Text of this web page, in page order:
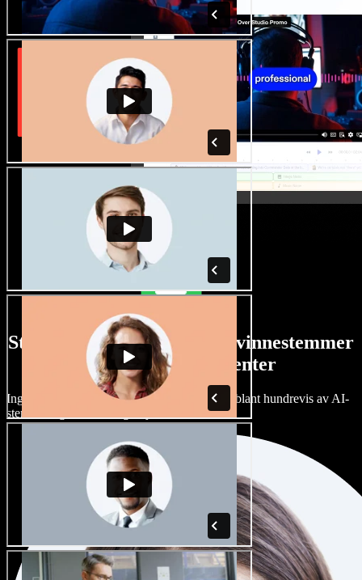
Stort utvalg av manns- og kvinnestemmer
med alle slags aksenter
Ingen prosjekter trenger å høres like ut. Velg blant hundrevis av AI-
stemmer og aksenter, og finjuster dem.